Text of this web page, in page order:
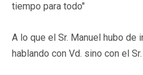
tiempo para todo"
A lo que el Sr. Manuel hubo de
hablando con Vd. sino con el